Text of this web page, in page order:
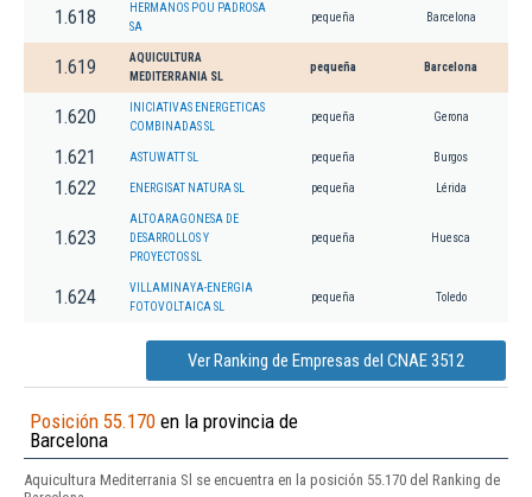
1.618
HERMANOS POU PADROSA
SA
pequeña Barcelona
1.619
AQUICULTURA
MEDITERRANIA SL
pequeña Barcelona
1.620
INICIATIVAS ENERGETICAS
COMBINADAS SL
pequeña Gerona
1.621 ASTUWATT SL pequeña Burgos
1.622 ENERGISAT NATURA SL pequeña Lérida
1.623
ALTOARAGONESA DE
DESARROLLOS Y
PROYECTOS SL
pequeña Huesca
1.624
VILLAMINAYA-ENERGIA
FOTOVOLTAICA SL
pequeña Toledo
Ver Ranking de Empresas del CNAE 3512
Posición 55.170 en la provincia de
Barcelona
Aquicultura Mediterrania Sl se encuentra en la posición 55.170 del Ranking de